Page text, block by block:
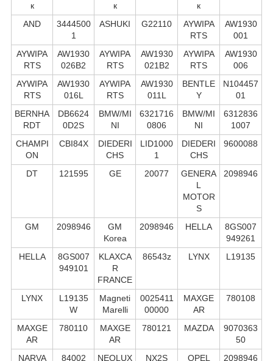
к
к
к
AND
3444500
1
ASHUKI G22110
AYWIPA
RTS
AW1930
001
AYWIPA
RTS
AW1930
026B2
AYWIPA
RTS
AW1930
021B2
AYWIPA
RTS
AW1930
006
AYWIPA
RTS
AW1930
016L
AYWIPA
RTS
AW1930
011L
BENTLE
Y
N104457
01
BERNHA
RDT
DB6624
0D2S
BMW/MI
NI
6321716
0806
BMW/MI
NI
6312836
1007
CHAMPI
ON
CBI84X
DIEDERI
CHS
LID1000
1
DIEDERI
CHS
9600088
DT 121595 GE 20077
GENERA
L
MOTOR
S
2098946
GM 2098946
GM
Korea
2098946 HELLA
8GS007
949261
HELLA
8GS007
949101
KLAXCA
R
FRANCE
86543z LYNX L19135
LYNX
L19135
W
Magneti
Marelli
0025411
00000
MAXGE
AR
780108
MAXGE
AR
780110
MAXGE
AR
780121 MAZDA
9070363
50
NARVA
84002 NEOLUX NX2S OPEL 2098946